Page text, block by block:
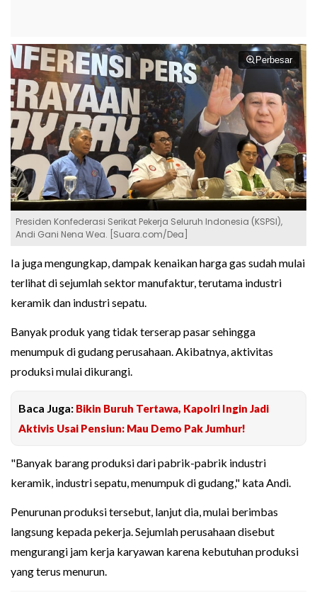
Perbesar
Presiden Konfederasi Serikat Pekerja Seluruh Indonesia (KSPSI),
Andi Gani Nena Wea. [Suara.com/Dea]
Ia juga mengungkap, dampak kenaikan harga gas sudah mulai
terlihat di sejumlah sektor manufaktur, terutama industri
keramik dan industri sepatu.
Banyak produk yang tidak terserap pasar sehingga
menumpuk di gudang perusahaan. Akibatnya, aktivitas
produksi mulai dikurangi.
Baca Juga: Bikin Buruh Tertawa, Kapolri Ingin Jadi
Aktivis Usai Pensiun: Mau Demo Pak Jumhur!
"Banyak barang produksi dari pabrik-pabrik industri
keramik, industri sepatu, menumpuk di gudang," kata Andi.
Penurunan produksi tersebut, lanjut dia, mulai berimbas
langsung kepada pekerja. Sejumlah perusahaan disebut
mengurangi jam kerja karyawan karena kebutuhan produksi
yang terus menurun.